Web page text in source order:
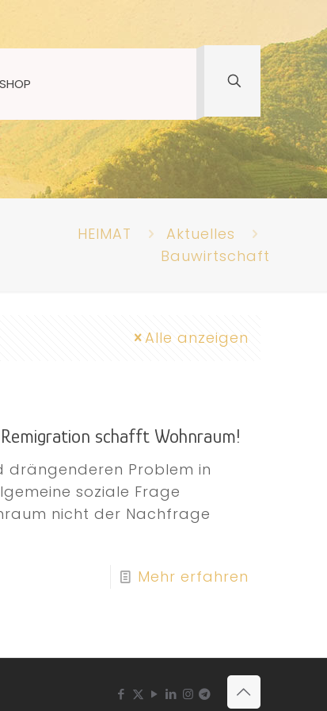
SHOP
HEIMAT
Aktuelles
Bauwirtschaft
Alle anzeigen
schafft Wohnraum!
drängenderen Problem in
soziale Frage
nicht der Nachfrage
Mehr erfahren